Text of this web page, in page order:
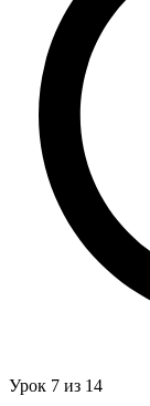
Урок 7 из 14